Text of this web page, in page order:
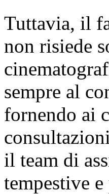
Tuttavia, il
non risiede
sempre al
fornendo ai
il team di
tempestive